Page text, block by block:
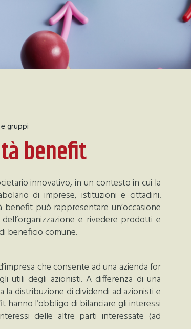
gruppi
benefit
innovativo, in un contesto in cui la
di imprese, istituzioni e cittadini.
può rappresentare un’occasione
e rivedere prodotti e
beneficio comune.
che consente ad una azienda for
utili degli azionisti. A differenza di una
la distribuzione di dividendi ad azionisti e
hanno l’obbligo di bilanciare gli interessi
delle altre parti interessate (ad